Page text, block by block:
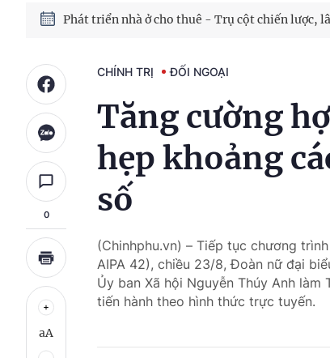
Phát triển nhà ở cho thuê - Trụ cột chiến lược,
0
aA
CHÍNH TRỊ ĐỐI NGOẠI
Tăng cường
hẹp khoảng
số
(Chinhphu.vn) – Tiếp tục chương
AIPA 42), chiều 23/8, Đoàn nữ đại
Ủy ban Xã hội Nguyễn Thúy Anh
tiến hành theo hình thức trực tuyến.